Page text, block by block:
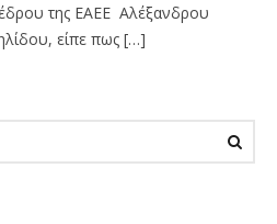
της ΕΑΕΕ Αλέξανδρου
είπε πως […]